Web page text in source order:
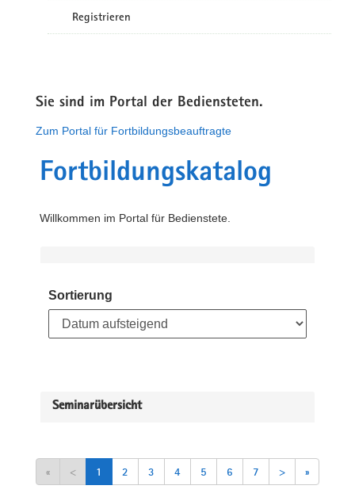
Registrieren
Sie sind im Portal der Bediensteten.
Zum Portal für Fortbildungsbeauftragte
Fortbildungskatalog
Willkommen im Portal für Bedienstete.
Sortierung
Seminarübersicht
« < 1 2 3 4 5 6 7 > »